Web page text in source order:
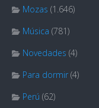
Mozas (1.646)
Música (781)
Novedades (4)
Para dormir (4)
Perú (62)